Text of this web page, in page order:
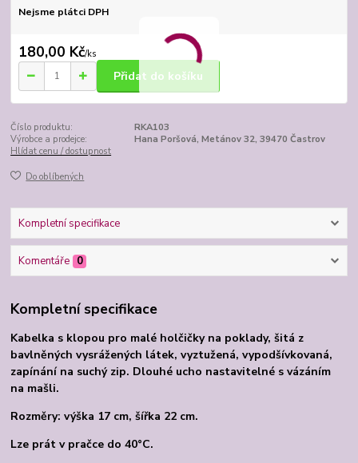
Nejsme plátci DPH
180,00 Kč/ks
Přidat do košíku
Číslo produktu:
RKA103
Výrobce a prodejce:
Hana Poršová, Metánov 32, 39470 Častrov
Hlídat cenu / dostupnost
Do oblíbených
Kompletní specifikace
Komentáře 0
Kompletní specifikace
Kabelka s klopou pro malé holčičky na poklady, šitá z
bavlněných vysrážených látek, vyztužená, vypodšívkovaná,
zapínání na suchý zip. Dlouhé ucho nastavitelné s vázáním
na mašli.
Rozměry: výška 17 cm, šířka 22 cm.
Lze prát v pračce do 40°C.